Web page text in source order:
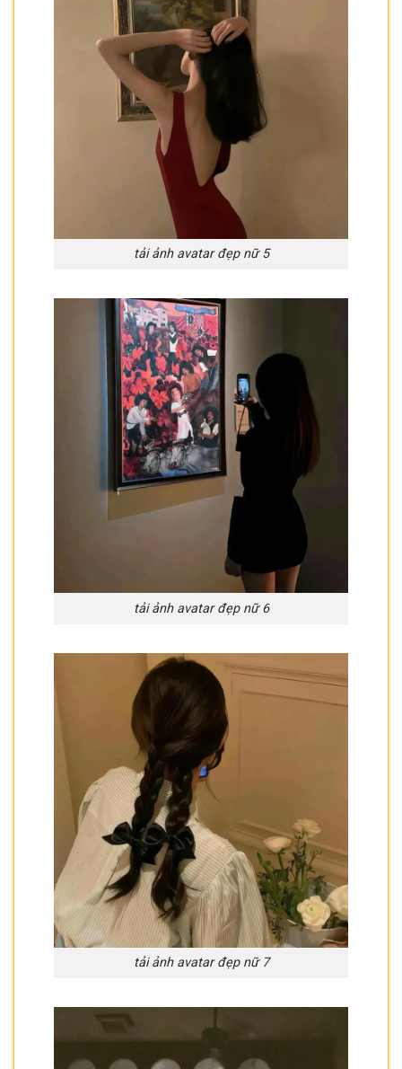
tải ảnh avatar đẹp nữ 5
tải ảnh avatar đẹp nữ 6
tải ảnh avatar đẹp nữ 7